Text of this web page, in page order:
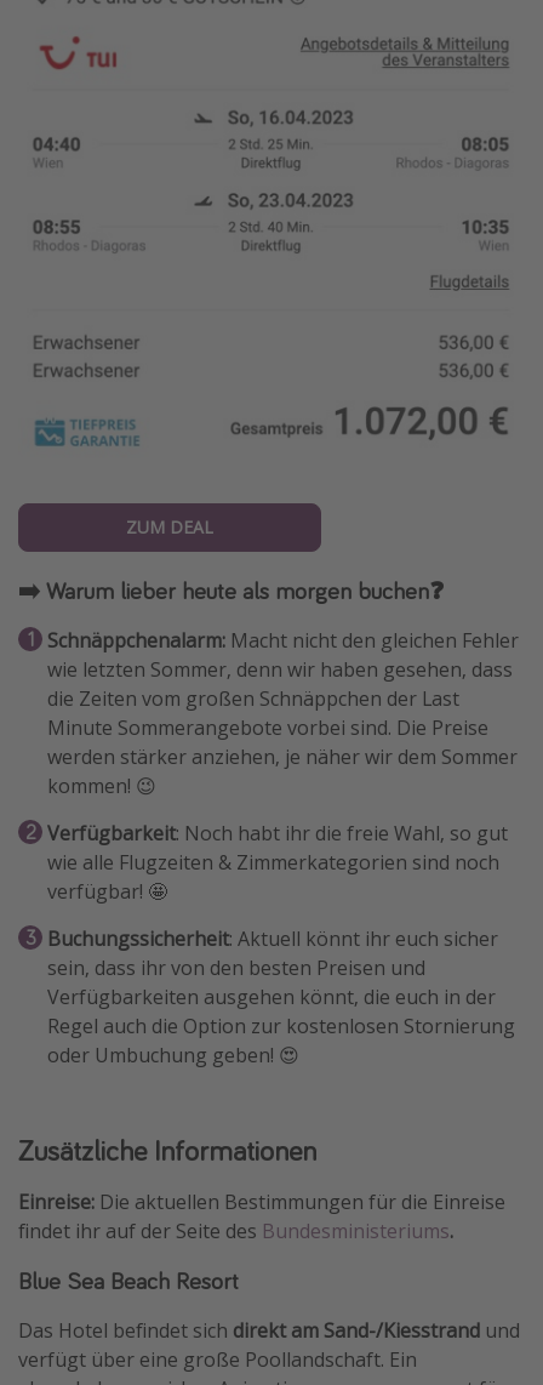
ZUM DEAL
➡️ Warum lieber heute als morgen buchen❓
Schnäppchenalarm: Macht nicht den gleichen Fehler
wie letzten Sommer, denn wir haben gesehen, dass
die Zeiten vom großen Schnäppchen der Last
Minute Sommerangebote vorbei sind. Die Preise
werden stärker anziehen, je näher wir dem Sommer
kommen! 😉
Verfügbarkeit: Noch habt ihr die freie Wahl, so gut
wie alle Flugzeiten & Zimmerkategorien sind noch
verfügbar! 🤩
Buchungssicherheit: Aktuell könnt ihr euch sicher
sein, dass ihr von den besten Preisen und
Verfügbarkeiten ausgehen könnt, die euch in der
Regel auch die Option zur kostenlosen Stornierung
oder Umbuchung geben! 😍
Zusätzliche Informationen
Einreise: Die aktuellen Bestimmungen für die Einreise
findet ihr auf der Seite des Bundesministeriums.
Blue Sea Beach Resort
Das Hotel befindet sich direkt am Sand-/Kiesstrand und
verfügt über eine große Poollandschaft. Ein